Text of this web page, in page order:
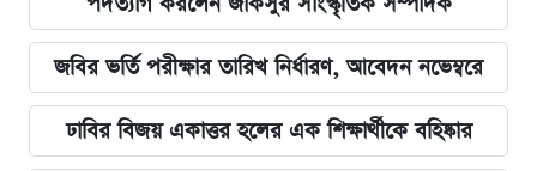
জবির ভর্তি পরীক্ষার তারিখ নির্ধারণ, আবেদন নভেম্বরে
ঢাবির বিজয় একাত্তর হলের এক শিক্ষার্থীকে বহিষ্কার